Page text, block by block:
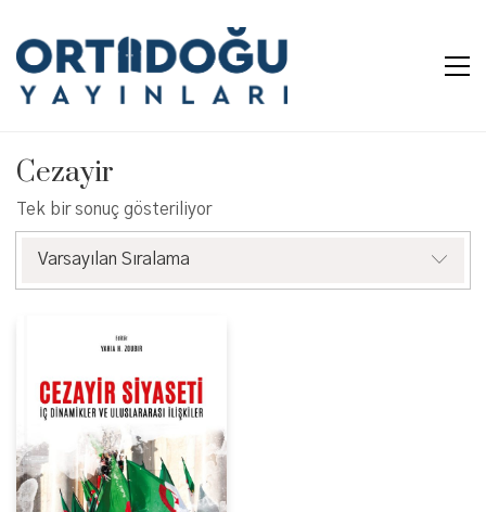
Cezayir
Tek bir sonuç gösteriliyor
Varsayılan Sıralama